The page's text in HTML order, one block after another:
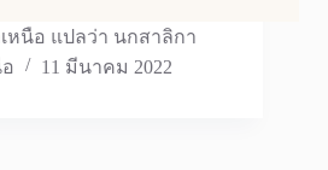
หนือ แปลว่า นกสาลิกา
11 มีนาคม 2022